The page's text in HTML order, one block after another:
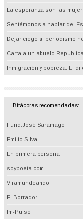
La esperanza son las
Sentémonos a hablar del
Dejar ciego al periodismo
Carta a un abuelo
Inmigración y pobreza: El
Bitácoras recomendadas:
Fund.José Saramago
Emilio Silva
En primera persona
soypoeta.com
Viramundeando
El Borrador
Im-Pulso